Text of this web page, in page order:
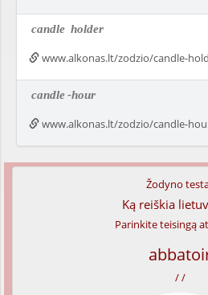
candle holder
www.alkonas.lt/zodzio/candle-
candle-hour
www.alkonas.lt/zodzio/candle-
Žodyno
Ką reiškia
Parinkite teisingą
/ /